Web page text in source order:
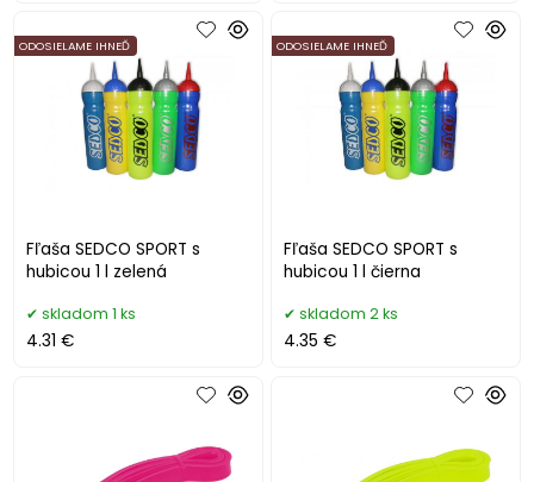
Fľaša SEDCO SPORT s
hubicou 1 l zelená
ODOSIELAME IHNEĎ
skladom 1 ks
4.31 €
Fľaša SEDCO SPORT s
hubicou 1 l čierna
ODOSIELAME IHNEĎ
skladom 2 ks
4.35 €